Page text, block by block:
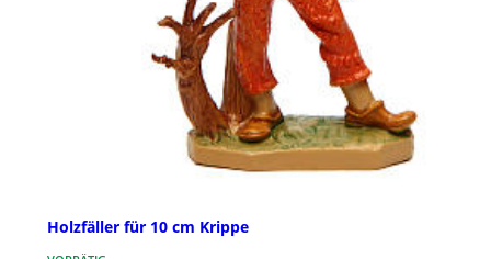
Holzfäller für 10 cm Krippe